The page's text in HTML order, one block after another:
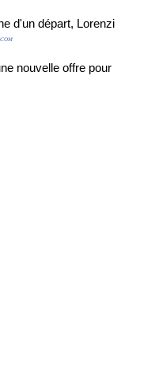
d'un départ, Lorenzi
nouvelle offre pour